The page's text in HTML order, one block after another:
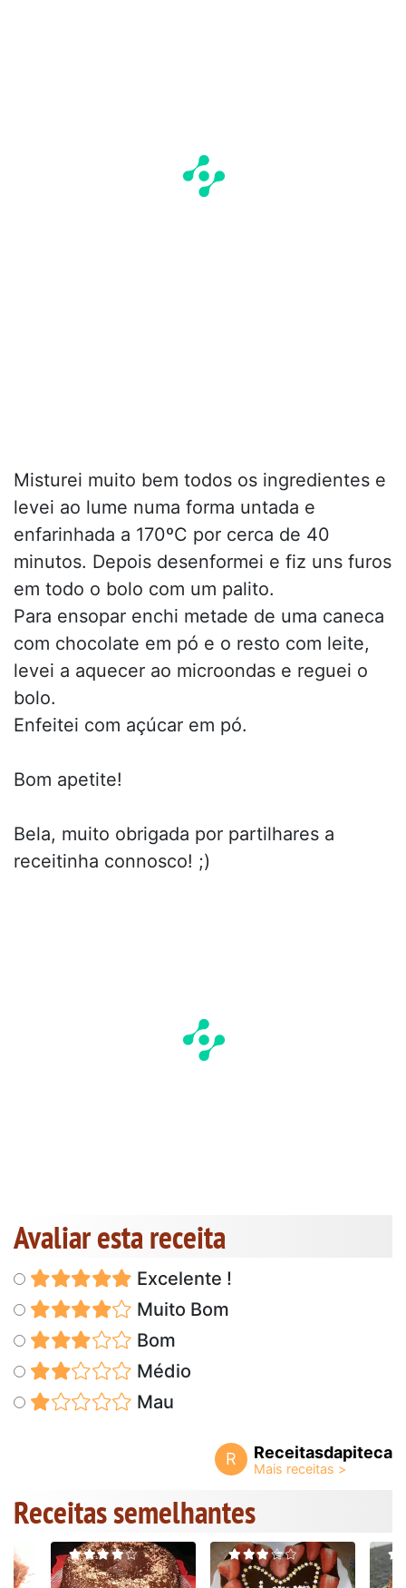
Misturei muito bem todos os ingredientes e
levei ao lume numa forma untada e
enfarinhada a 170ºC por cerca de 40
minutos. Depois desenformei e fiz uns furos
em todo o bolo com um palito.
Para ensopar enchi metade de uma caneca
com chocolate em pó e o resto com leite,
levei a aquecer ao microondas e reguei o
bolo.
Enfeitei com açúcar em pó.
Bom apetite!
Bela, muito obrigada por partilhares a
receitinha connosco! ;)
Avaliar esta receita
Excelente !
Muito Bom
Bom
Médio
Mau
R Receitasdapiteca
Receitas semelhantes